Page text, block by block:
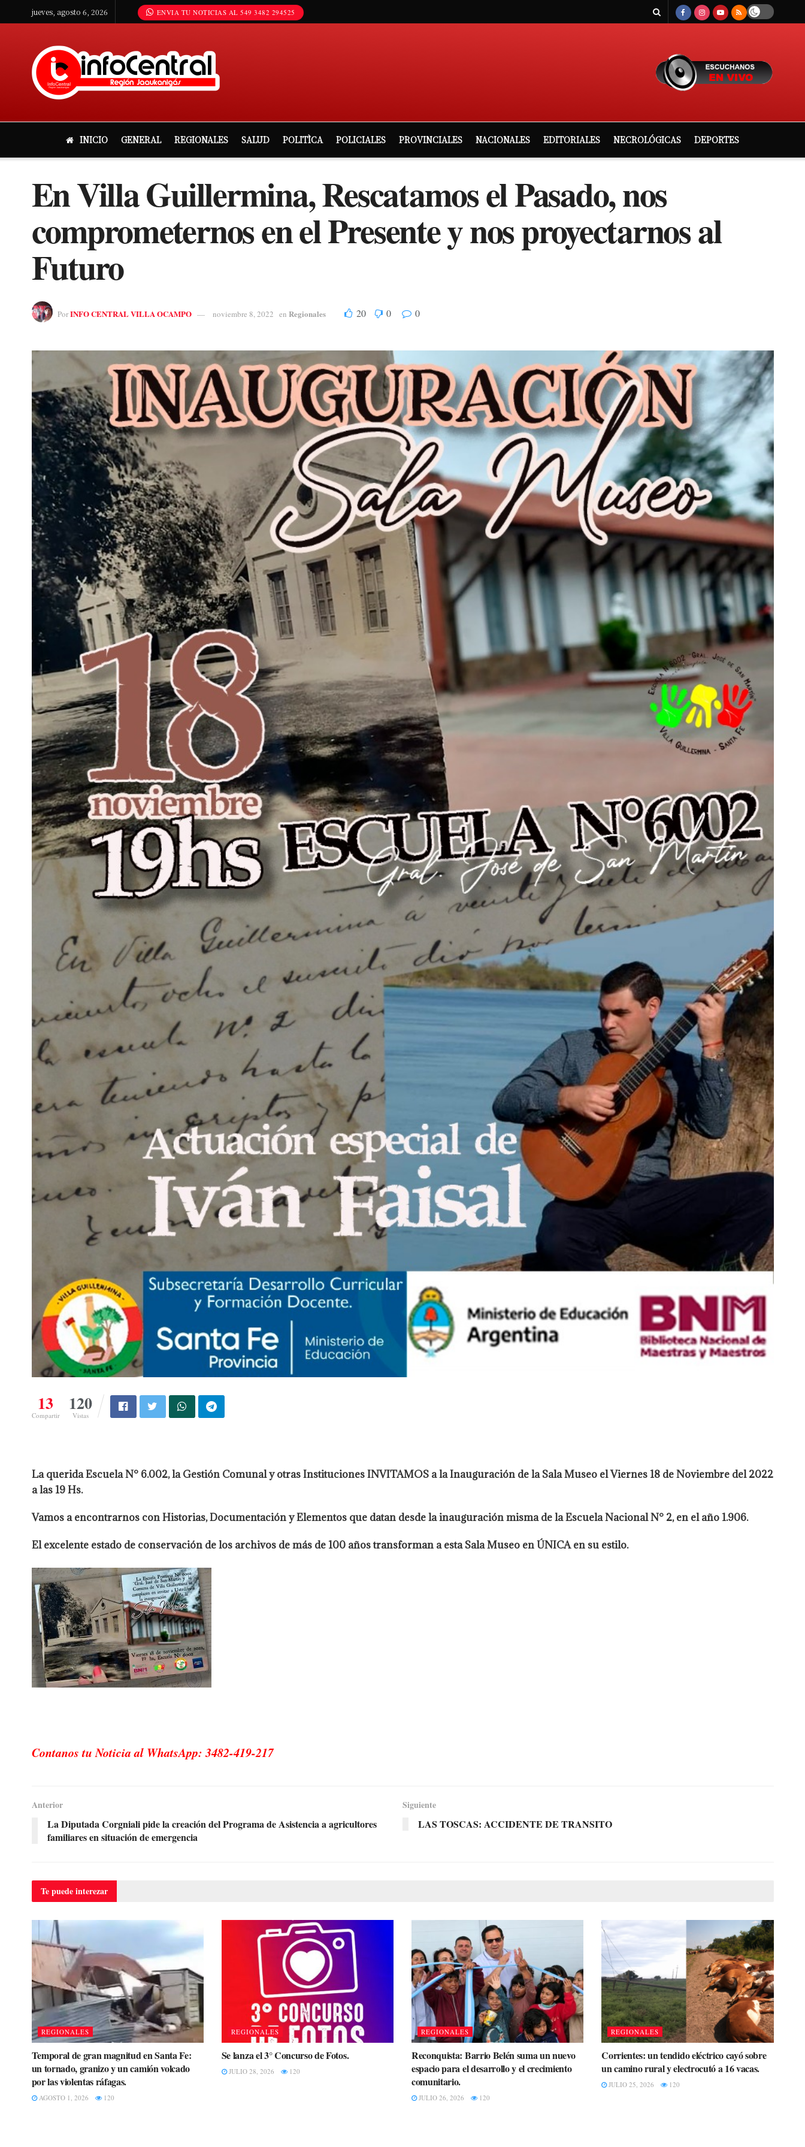
jueves, agosto 6, 2026 ENVIA TU NOTICIAS AL 549 3482 294525
INICIO GENERAL REGIONALES SALUD POLITÌCA POLICIALES PROVINCIALES NACIONALES EDITORIALES NECROLÓGICAS DEPORTES
En Villa Guillermina, Rescatamos el Pasado, nos
comprometernos en el Presente y nos proyectarnos al
Futuro
PorINFO CENTRAL VILLA OCAMPO noviembre 8, 2022 en Regionales 20 0 0
13
Compartir
120
Vistas
La querida Escuela N° 6.002, la Gestión Comunal y otras Instituciones INVITAMOS a la Inauguración de la Sala Museo el Viernes 18 de Noviembre del 2022
a las 19 Hs.
Vamos a encontrarnos con Historias, Documentación y Elementos que datan desde la inauguración misma de la Escuela Nacional N° 2, en el año 1.906.
El excelente estado de conservación de los archivos de más de 100 años transforman a esta Sala Museo en ÚNICA en su estilo.
Contanos tu Noticia al WhatsApp: 3482-419-217
Anterior
La Diputada Corgniali pide la creación del Programa de Asistencia a agricultores
familiares en situación de emergencia
Siguiente
LAS TOSCAS: ACCIDENTE DE TRANSITO
Te puedeinterezar
REGIONALES
Temporal de gran magnitud en Santa Fe:
un tornado, granizo y un camión volcado
por las violentas ráfagas.
AGOSTO 1, 2026 120
REGIONALES
Se lanza el 3° Concurso de Fotos.
JULIO 28, 2026 120
REGIONALES
Reconquista: Barrio Belén suma un nuevo
espacio para el desarrollo y el crecimiento
comunitario.
JULIO 26, 2026 120
REGIONALES
Corrientes: un tendido eléctrico cayó sobre
un camino rural y electrocutó a 16 vacas.
JULIO 25, 2026 120